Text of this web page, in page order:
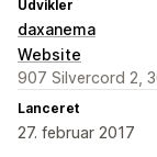
Udvikler
daxanema
Website
907 Silvercord 2,
Lanceret
27. februar 2017